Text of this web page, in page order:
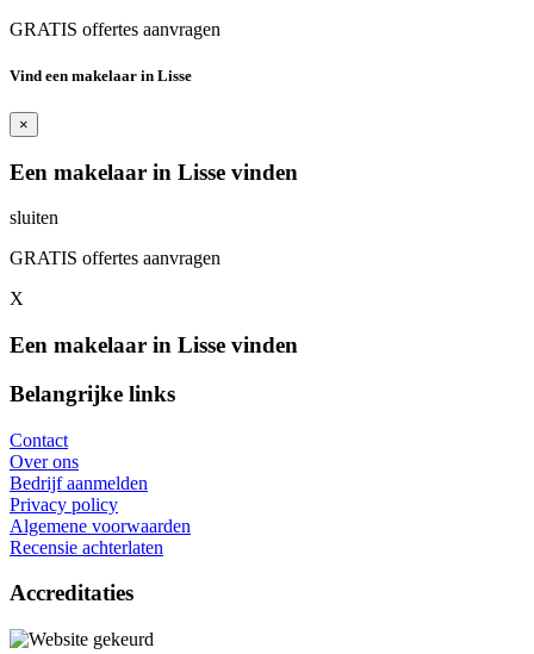
GRATIS offertes aanvragen
Vind een makelaar in Lisse
×
Een makelaar in Lisse vinden
sluiten
GRATIS offertes aanvragen
X
Een makelaar in Lisse vinden
Belangrijke links
Contact
Over ons
Bedrijf aanmelden
Privacy policy
Algemene voorwaarden
Recensie achterlaten
Accreditaties